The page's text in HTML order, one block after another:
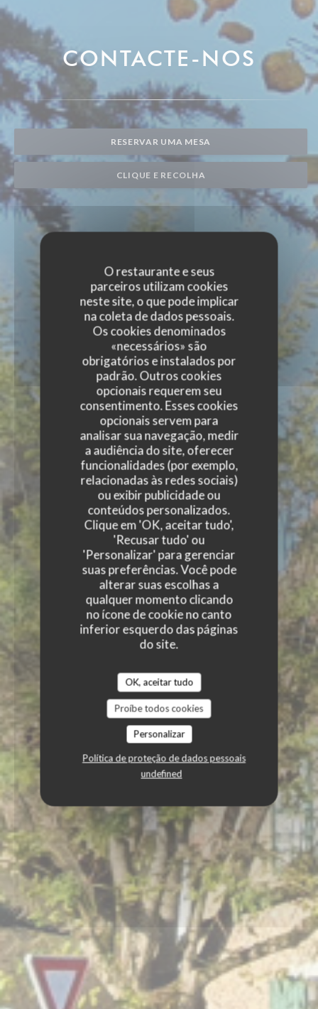
O restaurante e seus
parceiros utilizam cookies
neste site, o que pode implicar
na coleta de dados pessoais.
Os cookies denominados
«necessários» são
obrigatórios e instalados por
padrão. Outros cookies
opcionais requerem seu
consentimento. Esses cookies
opcionais servem para
analisar sua navegação, medir
a audiência do site, oferecer
funcionalidades (por exemplo,
relacionadas às redes sociais)
ou exibir publicidade ou
conteúdos personalizados.
Clique em 'OK, aceitar tudo',
'Recusar tudo' ou
'Personalizar' para gerenciar
suas preferências. Você pode
alterar suas escolhas a
qualquer momento clicando
no ícone de cookie no canto
inferior esquerdo das páginas
do site.
OK, aceitar tudo
Proíbe todos cookies
Personalizar
Política de proteção de dados pessoais
undefined
CONTACTE-NOS
RESERVAR UMA MESA
CLIQUE E RECOLHA